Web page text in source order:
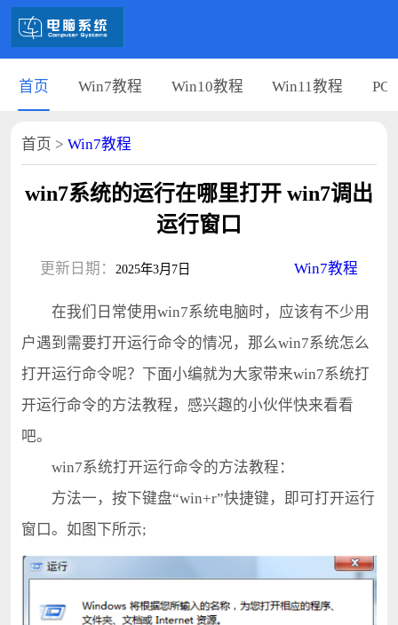
首页 Win7教程 Win10教程 Win11教程 PC
首页 > Win7教程
win7系统的运行在哪里打开 win7调出
运行窗口
更新日期： 2025年3月7日 Win7教程
在我们日常使用win7系统电脑时，应该有不少用
户遇到需要打开运行命令的情况，那么win7系统怎么
打开运行命令呢？下面小编就为大家带来win7系统打
开运行命令的方法教程，感兴趣的小伙伴快来看看
吧。
win7系统打开运行命令的方法教程：
方法一，按下键盘“win+r”快捷键，即可打开运行
窗口。如图下所示;